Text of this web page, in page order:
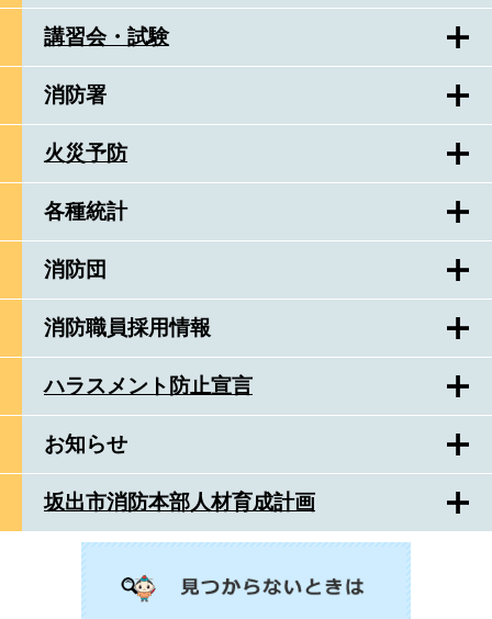
講習会・試験
消防署
火災予防
各種統計
消防団
消防職員採用情報
ハラスメント防止宣言
お知らせ
坂出市消防本部人材育成計画